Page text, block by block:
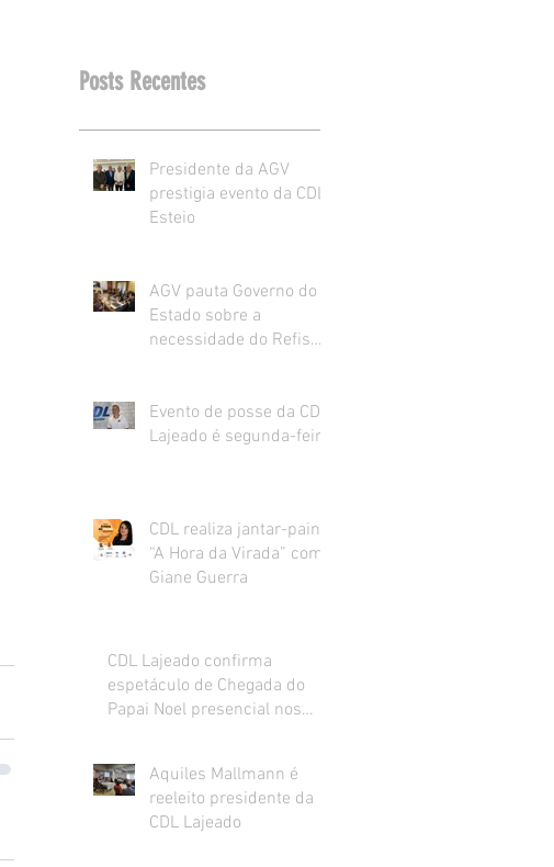
Posts Recentes
Presidente da AGV
prestigia evento da CDL
Esteio
AGV pauta Governo do
Estado sobre a
necessidade do Refis
Evento de posse da CDL
Lajeado é segunda-feira
CDL realiza jantar-painel
“A Hora da Virada” com
Giane Guerra
CDL Lajeado confirma
espetáculo de Chegada do
Papai Noel presencial nos
Aquiles Mallmann é
reeleito presidente da
CDL Lajeado